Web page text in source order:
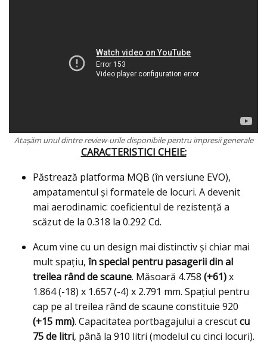
Ataşăm unul dintre review-urile disponibile pentru impresii generale
CARACTERISTICI CHEIE:
Păstrează platforma MQB (în versiune EVO),
ampatamentul şi formatele de locuri. A devenit
mai aerodinamic: coeficientul de rezistenţă a
scăzut de la 0.318 la 0.292 Cd.
Acum vine cu un design mai distinctiv și chiar mai
mult spațiu,în special pentru pasagerii din al
treilea rând de scaune. Măsoară 4.758 (+61)x
1.864 (-18) x 1.657 (-4) x 2.791 mm. Spațiul pentru
cap pe al treilea rând de scaune constituie 920
(+15 mm). Capacitatea portbagajului a crescutcu
75 de litri, până la 910 litri (modelul cu cinci locuri).